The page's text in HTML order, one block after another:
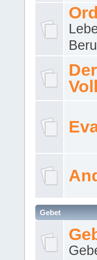
Gebet